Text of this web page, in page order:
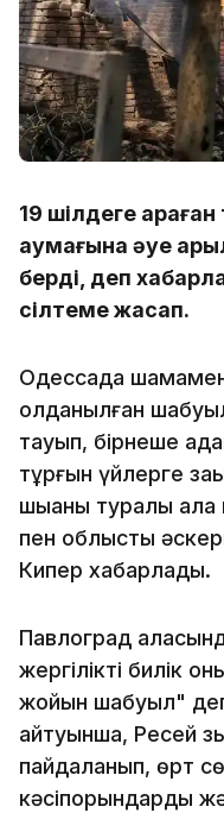
19 шілдеге
аумағына әуе
берді, деп
сілтеме жасап.
Одессада шамамен
қолданылған
тауып, бірнеше
тұрғын үйлерге
шыққаны туралы
пен облыстық
Кипер хабарлады.
Павлоград
жергілікті билік
жойқын шабуыл"
айтуынша, Ресей
пайдаланып, өрт
кәсіпорындарды